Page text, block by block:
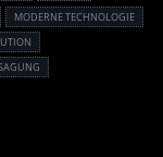
MODERNE TECHNOLOGIE